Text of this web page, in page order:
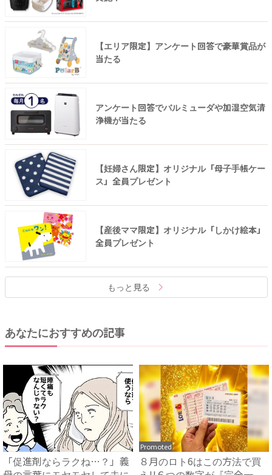
【エリア限定】アンケート回答で豪華賞品が
当たる
アンケート回答でバルミューダや加湿空気清
浄機が当たる
【妊婦さん限定】オリジナル「母子手帳ケー
ス」全員プレゼント
【産後ママ限定】オリジナル「しかけ絵本」
全員プレゼント
もっと見る
あなたにおすすめの記事
「促進剤ならラクね…？」義
Promoted
８月のロト6はこの方法で買